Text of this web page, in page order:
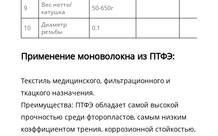
9
Вес нетто/
катушка
50-650г
10
Диаметр
резьбы
0.1
Применение моноволокна из ПТФЭ:
Текстиль медицинского, фильтрационного и
ткацкого назначения.
Преимущества: ПТФЭ обладает самой высокой
прочностью среди фторопластов, самым низким
коэффициентом трения, коррозионной стойкостью,